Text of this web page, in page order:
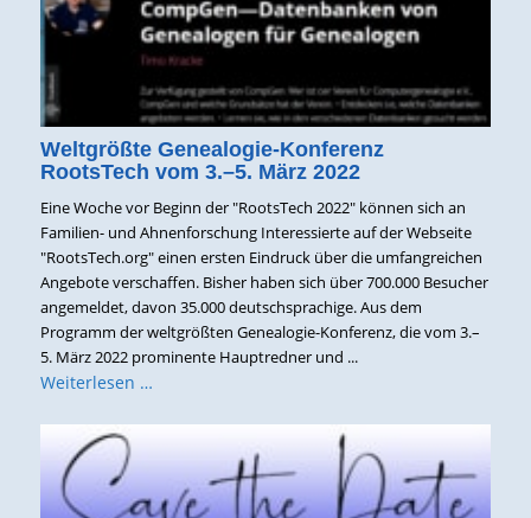
Weltgrößte Genealogie-Konferenz
RootsTech vom 3.–5. März 2022
Eine Woche vor Beginn der "RootsTech 2022" können sich an
Familien- und Ahnenforschung Interessierte auf der Webseite
"RootsTech.org" einen ersten Eindruck über die umfangreichen
Angebote verschaffen. Bisher haben sich über 700.000 Besucher
angemeldet, davon 35.000 deutschsprachige. Aus dem
Programm der weltgrößten Genealogie-Konferenz, die vom 3.–
5. März 2022 prominente Hauptredner und ...
Weiterlesen …